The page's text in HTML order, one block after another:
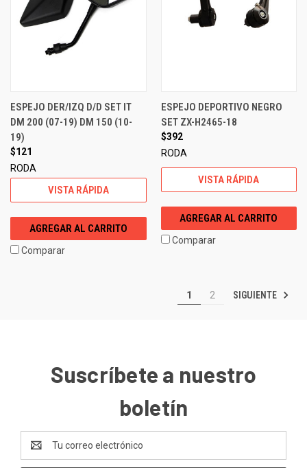
ESPEJO DER/IZQ D/D SET IT
DM 200 (07-19) DM 150 (10-
19)
$121
RODA
VISTA RÁPIDA
AGREGAR AL CARRITO
Comparar
ESPEJO DEPORTIVO NEGRO
SET ZX-H2465-18
$392
RODA
VISTA RÁPIDA
AGREGAR AL CARRITO
Comparar
1 2 SIGUIENTE
Suscríbete a nuestro
boletín
de